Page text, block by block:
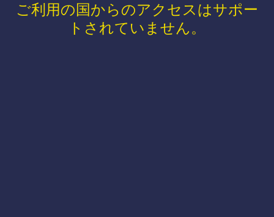
ご利用の国からのアクセスはサポー
トされていません。